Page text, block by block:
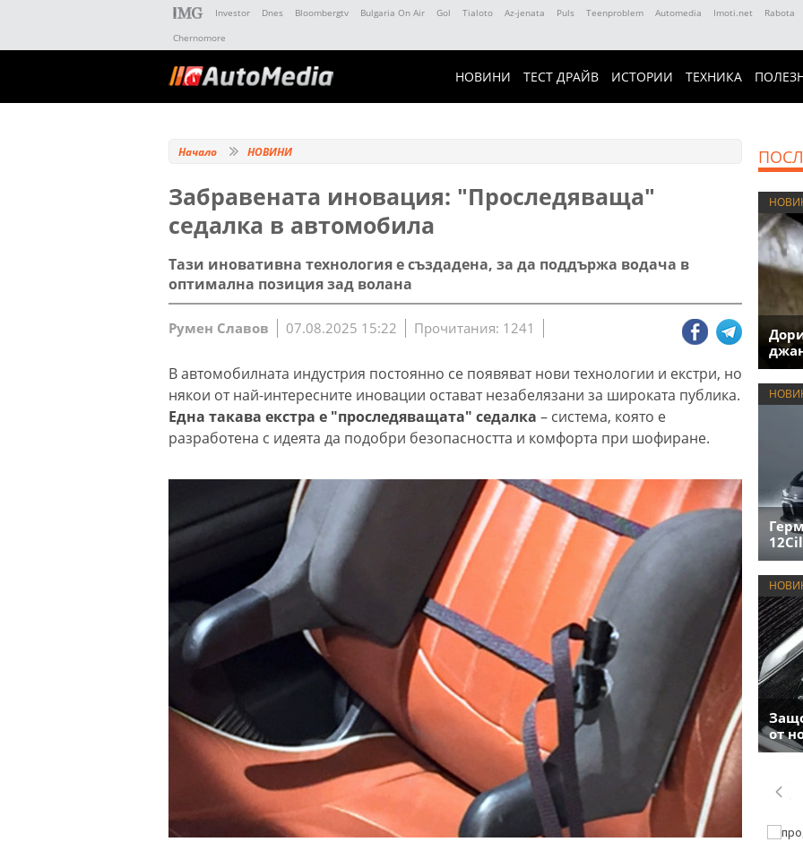
Investor Dnes Bloombergtv Bulgaria On Air Gol Tialoto Az-jenata Puls Teenproblem Automedia Imoti.net Rabota
Chernomore
НОВИНИ ТЕСТ ДРАЙВ ИСТОРИИ ТЕХНИКА
Начало НОВИНИ
Забравената иновация: "Проследяваща"
седалка в автомобила
Тази иновативна технология е създадена, за да поддържа водача в
оптимална позиция зад волана
Румен Славов 07.08.2025 15:22 Прочитания: 1241
В автомобилната индустрия постоянно се появяват нови технологии и екстри, но
някои от най-интересните иновации остават незабелязани за широката публика.
Една такава екстра е "проследяващата" седалка – система, която е
разработена с идеята да подобри безопасността и комфорта при шофиране.
от
Нови правила пратиха